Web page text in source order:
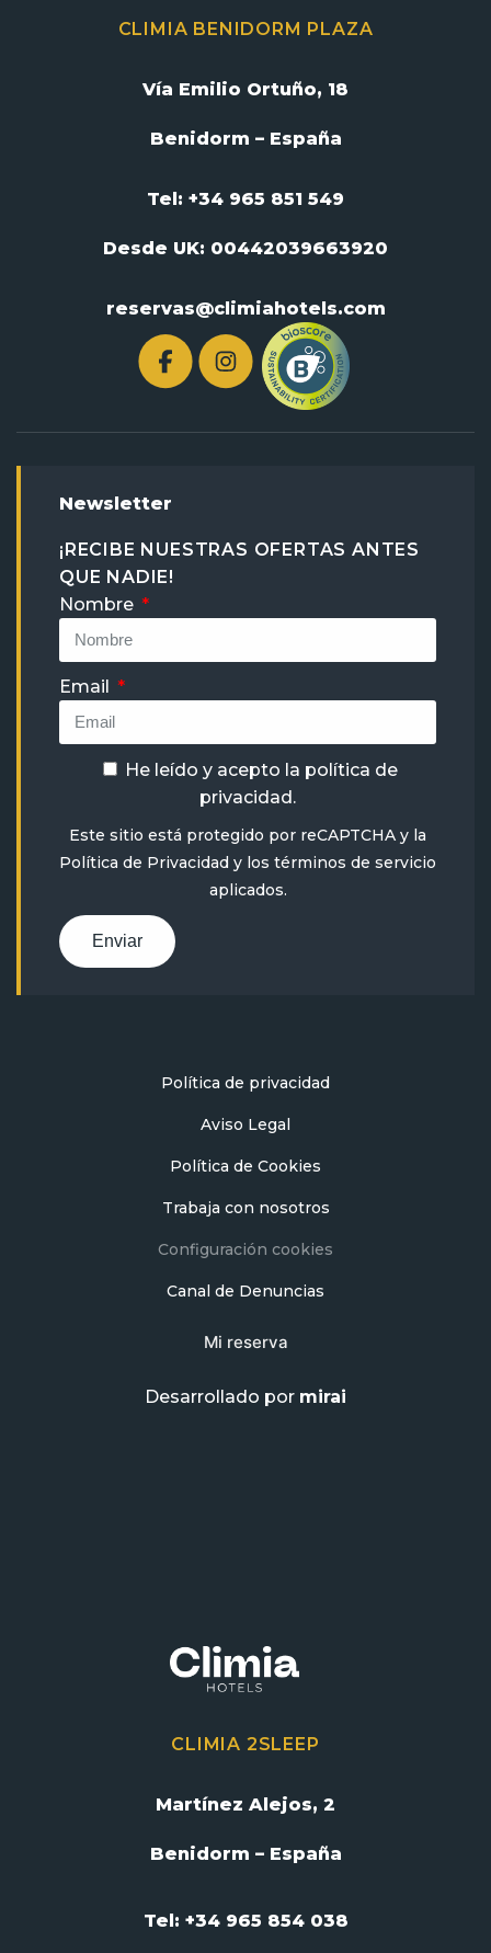
CLIMIA BENIDORM PLAZA
Vía Emilio Ortuño, 18
Benidorm – España
Tel: +34 965 851 549
Desde UK: 00442039663920
reservas@climiahotels.com
Newsletter
¡RECIBE NUESTRAS OFERTAS ANTES
QUE NADIE!
Nombre
Email
He leído y acepto la política de
privacidad.
Este sitio está protegido por reCAPTCHA y la
Política de Privacidad y los términos de servicio
aplicados.
Enviar
Política de privacidad
Aviso Legal
Política de Cookies
Trabaja con nosotros
Configuración cookies
Canal de Denuncias
Mi reserva
Desarrollado por mirai
CLIMIA 2SLEEP
Martínez Alejos, 2
Benidorm – España
Tel: +34 965 854 038